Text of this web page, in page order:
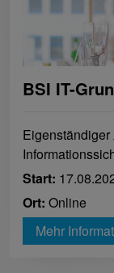
BSI IT-
Start:
Ort: Online
Mehr